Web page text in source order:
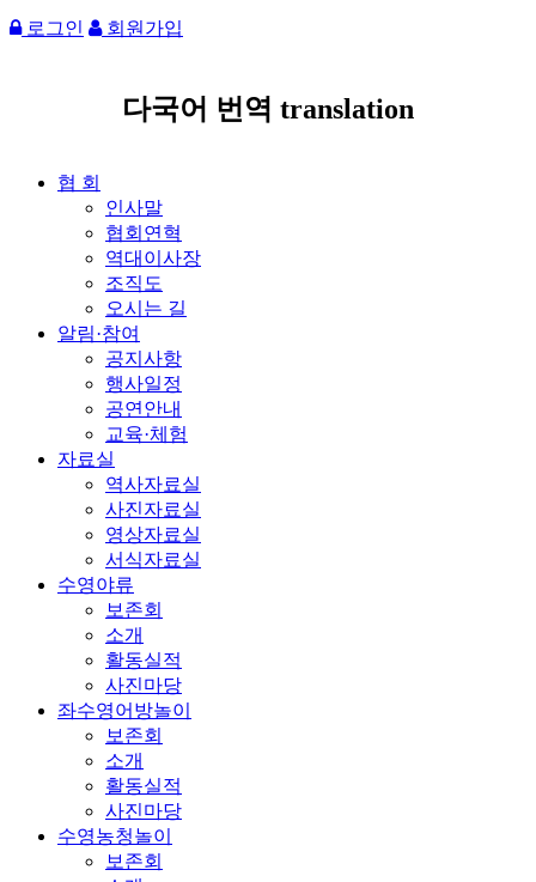
로그인 회원가입
다국어 번역 translation
협 회
인사말
협회연혁
역대이사장
조직도
오시는 길
알림·참여
공지사항
행사일정
공연안내
교육·체험
자료실
역사자료실
사진자료실
영상자료실
서식자료실
수영야류
보존회
소개
활동실적
사진마당
좌수영어방놀이
보존회
소개
활동실적
사진마당
수영농청놀이
보존회